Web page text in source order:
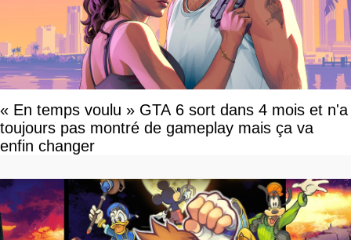
« En temps voulu » GTA 6 sort dans 4 mois et n'a
toujours pas montré de gameplay mais ça va
enfin changer